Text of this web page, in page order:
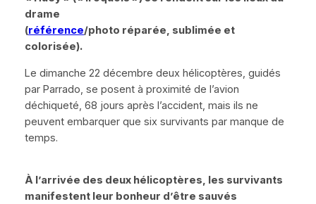
drame
(référence/photo réparée, sublimée et
colorisée).
Le dimanche 22 décembre deux hélicoptères, guidés
par Parrado, se posent à proximité de l’avion
déchiqueté, 68 jours après l’accident, mais ils ne
peuvent embarquer que six survivants par manque de
temps.
À l’arrivée des deux hélicoptères, les survivants
manifestent leur bonheur d’être sauvés